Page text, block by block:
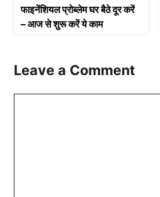
फाइनेंशियल प्रोब्लेम घर बैठे दूर करें
– आज से शुरू करें ये काम
Leave a Comment